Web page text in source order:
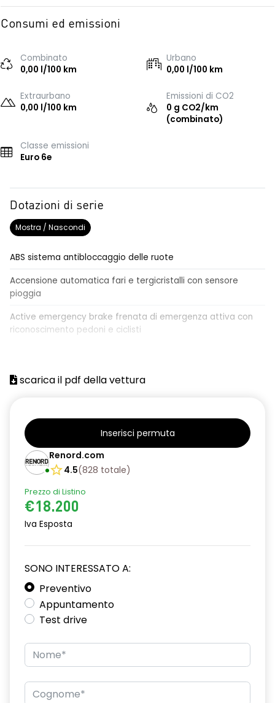
Consumi ed emissioni
Combinato
0,00 l/100 km
Urbano
0,00 l/100 km
Extraurbano
0,00 l/100 km
Emissioni di CO2
0 g CO2/km
(combinato)
Classe emissioni
Euro 6e
Dotazioni di serie
Mostra / Nascondi
ABS sistema antibloccaggio delle ruote
Accensione automatica fari e tergicristalli con sensore
pioggia
Active emergency brake frenata di emergenza attiva con
riconoscimento pedoni e ciclisti
Airbag laterali a tendina anteriori e posteriori
Alzacristalli elettrici posteriori
Barre tetto modulari nere
Bracciolo anteriore con vano portaoggetti
Chiave pieghevole a 3 pulsanti
Distance warning avviso distanza di sicurezza
Driver display con schermo TFT da 3,5''
Eco Mode
compatibile 2G/3G o 4G/5G in base al veicolo
Firma luminosa pixelata con fari full LED
HARM03
scarica il pdf della vettura
Inserisci permuta
Renord.com
4.5(828 totale)
Prezzo di Listino
€18.200
Iva Esposta
SONO INTERESSATO A:
Preventivo
Appuntamento
Test drive